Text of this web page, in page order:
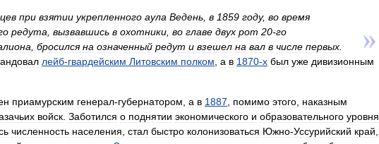
при взятии укрепленного аула Ведень в 1859 году, во время
редута вызвавшись в охотники во главе двух рот 20-го
бросился на означенный редут и взешел на вал в числе первых
лейб-гвардейским Литовским полком а в 1870-х был уже дивизионным
приамурским генерал-губернатором а в 1887 помимо этого наказным
войск Заботился о поднятии экономического и образовательного уровня
численность населения стал быстро колонизоваться Южно-Уссурийский край